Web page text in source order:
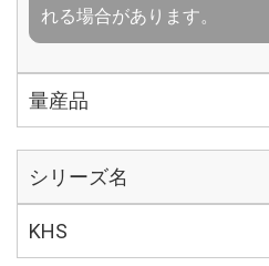
れる場合があります。
量産品
シリーズ名
KHS